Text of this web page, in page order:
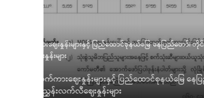
ဒုတိယဝန်ကြီး ဦးရဲတင့် ရန်ကုန်တိုင်းဒေသကြီးနှင့် ဧ
Aug 08, 2026
ပြန်ကြားရေးဝန်ကြီးဌာန ဒုတိယဝန်ကြီး
ကွမ်းခြံကုန်းမြို့နယ်၊ ဧရာဝတီတိုင်းဒေသကြီး
ဦးစီးဌာန စာကြည့်တိုက်များ၊ ဘိုကလေးမြို့
ပြန်ကြားရေးနှင့်ပြည်သူ့ဆက်ဆံရေးရုံးတို့သို့ ရေ
နှင့် တွေ့ဆုံပြီး လိုအပ်သည်များ မှာကြားသည်။